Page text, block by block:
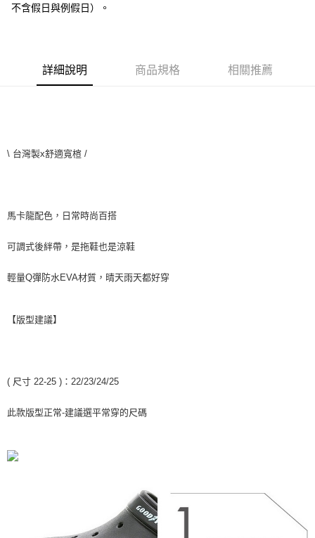
【「AFTEE先享後付」結帳流程】
ATM／網路銀行／等多元方式進行付款，方視為交易完成。
※ 請注意：結帳手續完成當下不需立刻繳費，但若您需要取消訂單，請聯絡
客戶支援中心」https://netprotections.freshdesk.com/support/home
權轉讓予恩沛科技股份有限公司。
３．未成年的使用者請事先徵得法定代理人或監護人之同意方可使用
任。
請求用戶進行身份認證。
５．嚴禁一人註冊多個帳號或使用他人資訊註冊。若發現惡意使用之情形，
每筆NT$70，滿NT$999(含以上)免運費
7-11 取貨付款
海外宅配
不含假日與例假日）。
詳細說明 商品規格 相關推薦
\ 台灣製x舒適寬楦 /
馬卡龍配色，日常時尚百搭
可調式後絆帶，是拖鞋也是涼鞋
輕量Q彈防水EVA材質，晴天雨天都好穿
【版型建議】
( 尺寸 22-25 )：22/23/24/25
此款版型正常-建議選平常穿的尺碼